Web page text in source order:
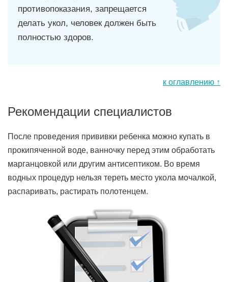
противопоказания, запрещается
делать укол, человек должен быть
полностью здоров.
к оглавлению ↑
Рекомендации специалистов
После проведения прививки ребенка можно купать в
прокипяченной воде, ванночку перед этим обработать
марганцовкой или другим антисептиком. Во время
водных процедур нельзя тереть место укола мочалкой,
распаривать, растирать полотенцем.